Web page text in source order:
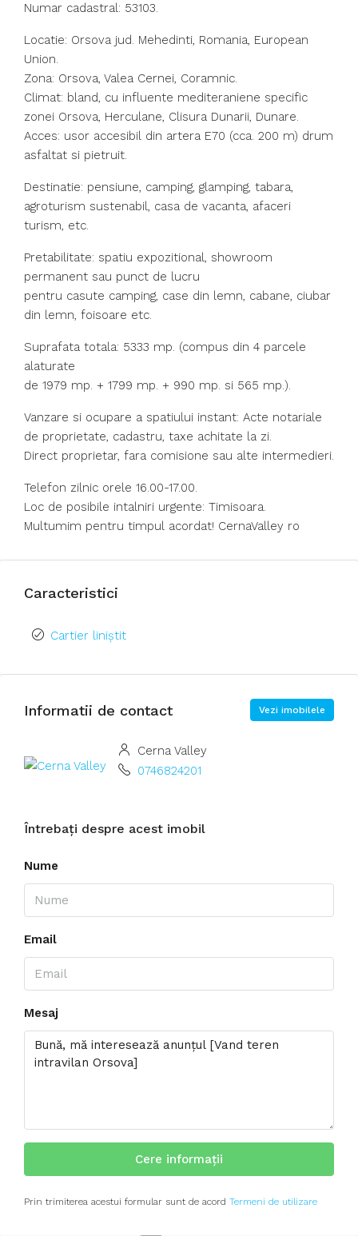
Numar cadastral: 53103.
Locatie: Orsova jud. Mehedinti, Romania, European
Union.
Zona: Orsova, Valea Cernei, Coramnic.
Climat: bland, cu influente mediteraniene specific
zonei Orsova, Herculane, Clisura Dunarii, Dunare.
Acces: usor accesibil din artera E70 (cca. 200 m) drum
asfaltat si pietruit.
Destinatie: pensiune, camping, glamping, tabara,
agroturism sustenabil, casa de vacanta, afaceri
turism, etc.
Pretabilitate: spatiu expozitional, showroom
permanent sau punct de lucru
pentru casute camping, case din lemn, cabane, ciubar
din lemn, foisoare etc.
Suprafata totala: 5333 mp. (compus din 4 parcele
alaturate
de 1979 mp. + 1799 mp. + 990 mp. si 565 mp.).
Vanzare si ocupare a spatiului instant: Acte notariale
de proprietate, cadastru, taxe achitate la zi.
Direct proprietar, fara comisione sau alte intermedieri.
Telefon zilnic orele 16.00-17.00.
Loc de posibile intalniri urgente: Timisoara.
Multumim pentru timpul acordat! CernaValley ro
Caracteristici
Cartier liniștit
Informatii de contact Vezi imobilele
Cerna Valley
0746824201
Întrebați despre acest imobil
Nume
Email
Mesaj
Cere informații
Prin trimiterea acestui formular sunt de acord Termeni de utilizare